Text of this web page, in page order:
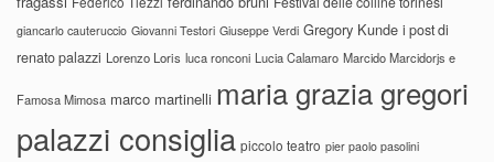
giancarlo cauteruccio Giovanni Testori Giuseppe Verdi Gregory Kunde i post di
renato palazzi Lorenzo Loris luca ronconi Lucia Calamaro Marcido Marcidorjs e
Famosa Mimosa marco martinelli maria grazia gregori
palazzi consiglia piccolo teatro pier paolo pasolini